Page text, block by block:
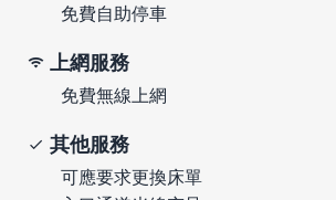
免費自助停車
上網服務
免費無線上網
其他服務
可應要求更換床單